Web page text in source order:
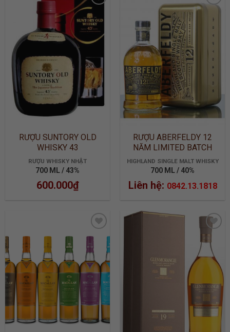
ADD TO
WISHLIST
RƯỢU SUNTORY OLD
WHISKY 43
RƯỢU WHISKY NHẬT
700 ML / 43%
600.000₫
ADD TO
WISHLIST
RƯỢU ABERFELDY 12
NĂM LIMITED BATCH
2905
HIGHLAND SINGLE MALT WHISKY
700 ML / 40%
Liên hệ: 0842.13.1818
ADD TO
WISHLIST
ADD TO
WISHLIST